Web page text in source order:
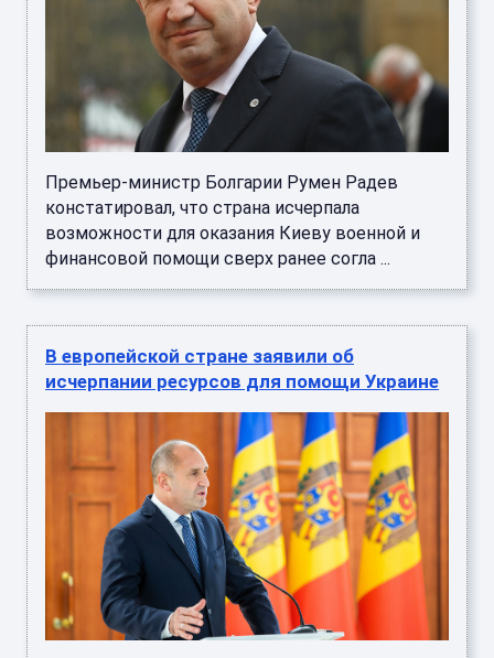
Премьер-министр Болгарии Румен Радев
констатировал, что страна исчерпала
возможности для оказания Киеву военной и
финансовой помощи сверх ранее согла ...
В европейской стране заявили об
исчерпании ресурсов для помощи Украине